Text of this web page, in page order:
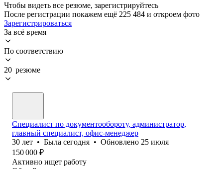
Чтобы видеть все резюме, зарегистрируйтесь
После регистрации покажем ещё 225 484 и откроем фото
Зарегистрироваться
За всё время
По соответствию
20 резюме
Специалист по документообороту, администратор,
главный специалист, офис-менеджер
30 лет • Была сегодня • Обновлено 25 июля
150 000 ₽
Активно ищет работу